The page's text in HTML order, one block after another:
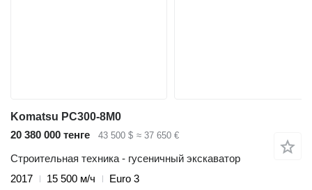
Komatsu PC300-8M0
20 380 000 тенге
43 500 $ ≈ 37 650 €
Строительная техника - гусеничный экскаватор
2017
15 500 м/ч
Euro 3